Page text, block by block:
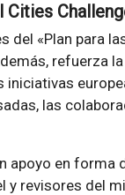
del «Plan para
refuerza
las
apoyo en forma
y revisores del